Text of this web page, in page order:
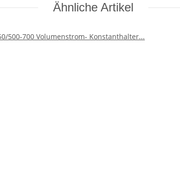
Ähnliche Artikel